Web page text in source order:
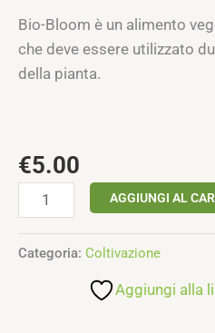
Bio-Bloom è un alimento
che deve essere utilizzato
della pianta.
€5.00
AGGIUNGI AL
Categoria: Coltivazione
Aggiungi alla